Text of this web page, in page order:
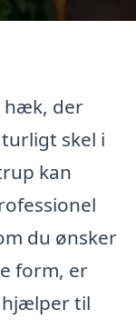
hæk, der
skel i
kan
du ønsker
form, er
til